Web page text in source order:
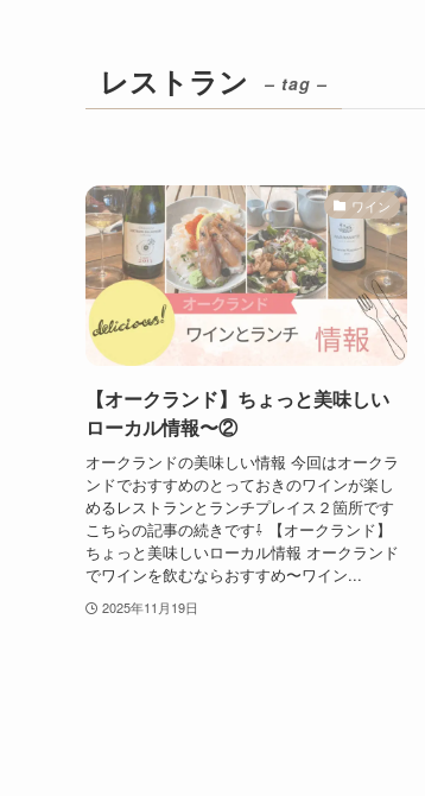
レストラン – tag –
ワイン
【オークランド】ちょっと美味しい
ローカル情報〜②
オークランドの美味しい情報 今回はオークラ
ンドでおすすめのとっておきのワインが楽し
めるレストランとランチプレイス２箇所です
こちらの記事の続きです⇩ 【オークランド】
ちょっと美味しいローカル情報 オークランド
でワインを飲むならおすすめ〜ワイン...
2025年11月19日